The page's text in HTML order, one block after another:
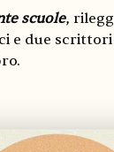
scuole,
e due scrittori